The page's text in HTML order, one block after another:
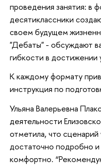
проведения занятия: в
десятиклассники
своем будущем
"Дебаты" - обсуждают
гибкости в достижении
К каждому формату
инструкция по
Ульяна Валерьевна
деятельности
отметила, что сценарий
достаточно подробно
комфортно.